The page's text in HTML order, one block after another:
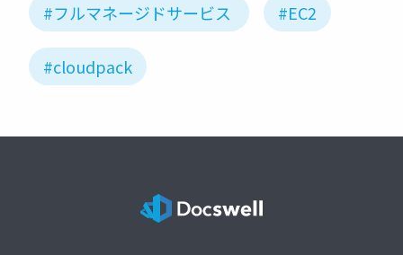
#フルマネージドサービス #EC2
#cloudpack